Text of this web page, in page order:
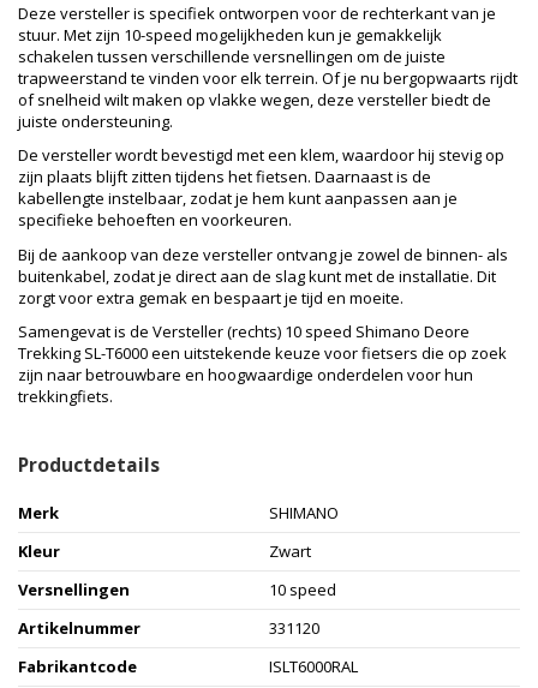
Deze versteller is specifiek ontworpen voor de rechterkant van je
stuur. Met zijn 10-speed mogelijkheden kun je gemakkelijk
schakelen tussen verschillende versnellingen om de juiste
trapweerstand te vinden voor elk terrein. Of je nu bergopwaarts rijdt
of snelheid wilt maken op vlakke wegen, deze versteller biedt de
juiste ondersteuning.
De versteller wordt bevestigd met een klem, waardoor hij stevig op
zijn plaats blijft zitten tijdens het fietsen. Daarnaast is de
kabellengte instelbaar, zodat je hem kunt aanpassen aan je
specifieke behoeften en voorkeuren.
Bij de aankoop van deze versteller ontvang je zowel de binnen- als
buitenkabel, zodat je direct aan de slag kunt met de installatie. Dit
zorgt voor extra gemak en bespaart je tijd en moeite.
Samengevat is de Versteller (rechts) 10 speed Shimano Deore
Trekking SL-T6000 een uitstekende keuze voor fietsers die op zoek
zijn naar betrouwbare en hoogwaardige onderdelen voor hun
trekkingfiets.
Productdetails
Merk
SHIMANO
Kleur
Zwart
Versnellingen
10 speed
Artikelnummer
331120
Fabrikantcode
ISLT6000RAL